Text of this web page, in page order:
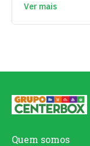
Ver mais
Quem somos